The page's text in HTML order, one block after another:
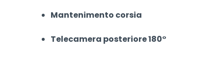
Mantenimento corsia
Telecamera posteriore 180°